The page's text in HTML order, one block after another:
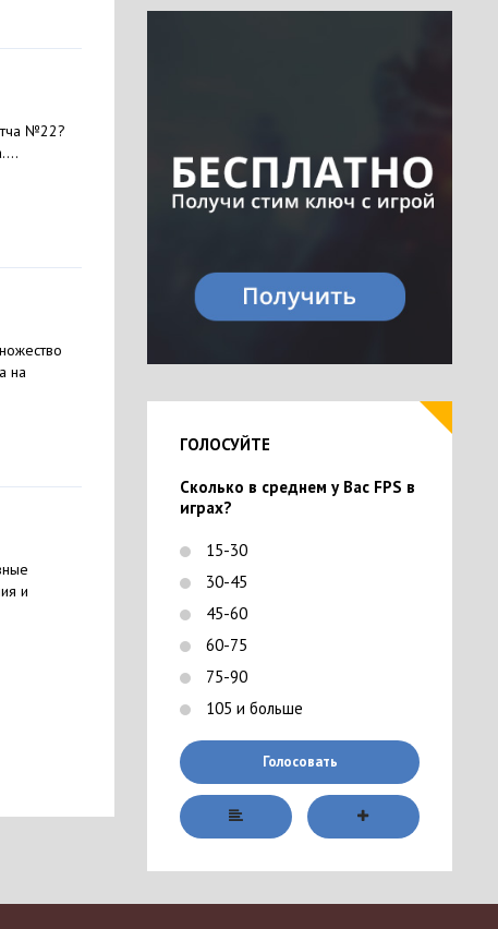
№22?
на
и
ГОЛОСУЙТЕ
Сколько в среднем у Вас FPS в
играх?
15-30
30-45
45-60
60-75
75-90
105 и больше
Голосовать